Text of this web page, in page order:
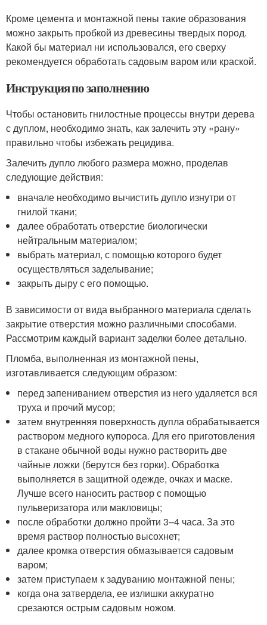
Кроме цемента и монтажной пены такие образования
можно закрыть пробкой из древесины твердых пород.
Какой бы материал ни использовался, его сверху
рекомендуется обработать садовым варом или краской.
Инструкция по заполнению
Чтобы остановить гнилостные процессы внутри дерева
с дуплом, необходимо знать, как залечить эту «рану»
правильно чтобы избежать рецидива.
Залечить дупло любого размера можно, проделав
следующие действия:
вначале необходимо вычистить дупло изнутри от
гнилой ткани;
далее обработать отверстие биологически
нейтральным материалом;
выбрать материал, с помощью которого будет
осуществляться заделывание;
закрыть дыру с его помощью.
В зависимости от вида выбранного материала сделать
закрытие отверстия можно различными способами.
Рассмотрим каждый вариант заделки более детально.
Пломба, выполненная из монтажной пены,
изготавливается следующим образом:
перед запениванием отверстия из него удаляется вся
труха и прочий мусор;
затем внутренняя поверхность дупла обрабатывается
раствором медного купороса. Для его приготовления
в стакане обычной воды нужно растворить две
чайные ложки (берутся без горки). Обработка
выполняется в защитной одежде, очках и маске.
Лучше всего наносить раствор с помощью
пульверизатора или макловицы;
после обработки должно пройти 3–4 часа. За это
время раствор полностью высохнет;
далее кромка отверстия обмазывается садовым
варом;
затем приступаем к задуванию монтажной пены;
когда она затвердела, ее излишки аккуратно
срезаются острым садовым ножом.